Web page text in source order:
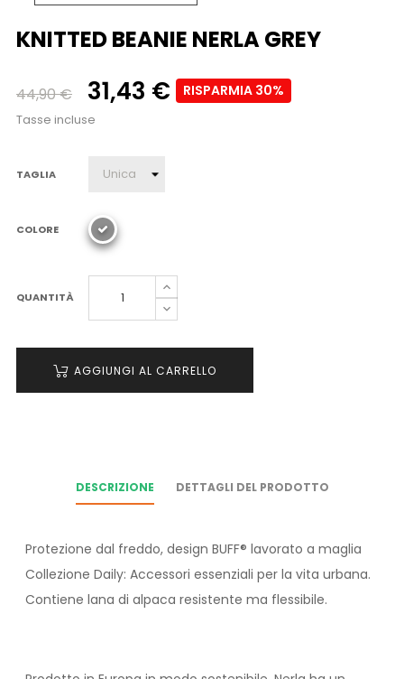
KNITTED BEANIE NERLA GREY
44,90 € 31,43 € RISPARMIA 30%
Tasse incluse
TAGLIA
COLORE
QUANTITÀ
AGGIUNGI AL CARRELLO
DESCRIZIONE DETTAGLI DEL PRODOTTO
Protezione dal freddo, design BUFF® lavorato a maglia
Collezione Daily: Accessori essenziali per la vita urbana.
Contiene lana di alpaca resistente ma flessibile.